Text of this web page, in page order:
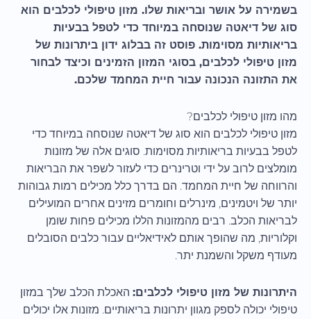
בשמירה על אושר ובריאות שלו. מזון טיפולי לכלבים הוא
סוג של דיאטה שנוסחה במיוחד כדי לטפל בבעיות
בריאותיות מסוימות. פוסט זה בבלוג ידון ביתרונות של
מזון טיפולי לכלבים, בסוגי המזון הזמינים וכיצד לבחור
את התזונה הנכונה עבור חיית המחמד שלכם.
מהו מזון טיפולי לכלבים?
מזון טיפולי לכלבים הוא סוג של דיאטה שנוסחה במיוחד כדי
לטפל בבעיות בריאותיות מסוימות. סוגים אלה של מזונות
מומלצים לרוב על ידי וטרינרים כדי לעזור לשפר את הבריאות
והרווחה של חיית המחמד. הם בדרך כלל מכילים רמות גבוהות
יותר של ויטמינים, מינרלים וחומרים מזינים אחרים המועילים
לבריאות הכלב. רבים מהמזונות הללו מכילים פחות שומן
וקלוריות, מה שהופך אותם לאידיאליים עבור כלבים הסובלים
מעודף משקל והשמנת יתר.
היתרונות של מזון טיפולי לכלבים: האכלת הכלב שלך במזון
טיפולי יכולה לספק מגוון יתרונות בריאותיים. מזונות אלו יכולים